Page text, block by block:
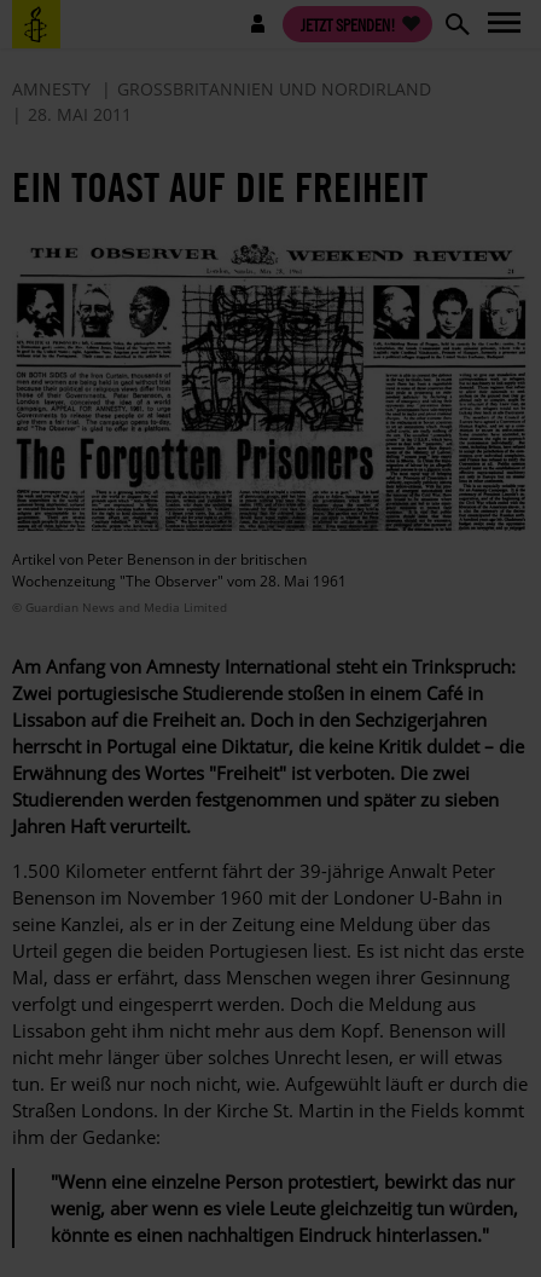
Direkt
zum
Benutzermenü JETZT SPENDEN!
AMNESTY
GROSSBRITANNIEN UND NORDIRLAND
28. MAI 2011
EIN TOAST AUF DIE FREIHEIT
Artikel von Peter Benenson in der britischen
Wochenzeitung "The Observer" vom 28. Mai 1961
© Guardian News and Media Limited
Am Anfang von Amnesty International steht ein Trinkspruch:
Zwei portugiesische Studierende stoßen in einem Café in
Lissabon auf die Freiheit an. Doch in den Sechzigerjahren
herrscht in Portugal eine Diktatur, die keine Kritik duldet – die
Erwähnung des Wortes "Freiheit" ist verboten. Die zwei
Studierenden werden festgenommen und später zu sieben
Jahren Haft verurteilt.
1.500 Kilometer entfernt fährt der 39-jährige Anwalt Peter
Benenson im November 1960 mit der Londoner U-Bahn in
seine Kanzlei, als er in der Zeitung eine Meldung über das
Urteil gegen die beiden Portugiesen liest. Es ist nicht das erste
Mal, dass er erfährt, dass Menschen wegen ihrer Gesinnung
verfolgt und eingesperrt werden. Doch die Meldung aus
Lissabon geht ihm nicht mehr aus dem Kopf. Benenson will
nicht mehr länger über solches Unrecht lesen, er will etwas
tun. Er weiß nur noch nicht, wie. Aufgewühlt läuft er durch die
Straßen Londons. In der Kirche St. Martin in the Fields kommt
ihm der Gedanke:
"Wenn eine einzelne Person protestiert, bewirkt das nur
wenig, aber wenn es viele Leute gleichzeitig tun würden,
könnte es einen nachhaltigen Eindruck hinterlassen."